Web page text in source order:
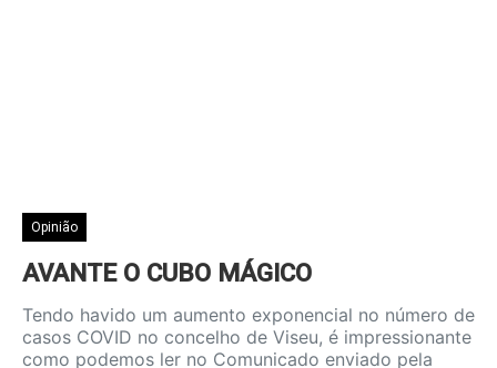
Opinião
AVANTE O CUBO MÁGICO
Tendo havido um aumento exponencial no número de
casos COVID no concelho de Viseu, é impressionante
como podemos ler no Comunicado enviado pela